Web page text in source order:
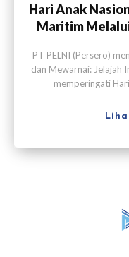
Hari Anak
Maritim
PT PELNI (Persero)
dan Mewarnai: Jelajah
memperingati